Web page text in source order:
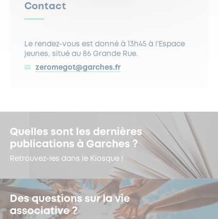
Contact
Le rendez-vous est donné à 13h45 à l’Espace
jeunes, situé au 86 Grande Rue.
zeromegot@garches.fr
Quelles sont les dernières
publications à Garches ?
Retrouvez-les dans le Kiosque !
Des questions sur la vie
associative ?